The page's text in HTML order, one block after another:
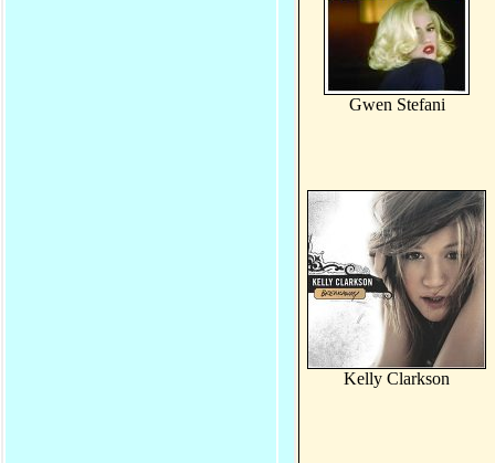
Gwen Stefani
Kelly Clarkson